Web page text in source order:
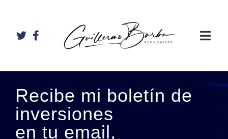
Recibe mi boletín de
inversiones
en tu email,